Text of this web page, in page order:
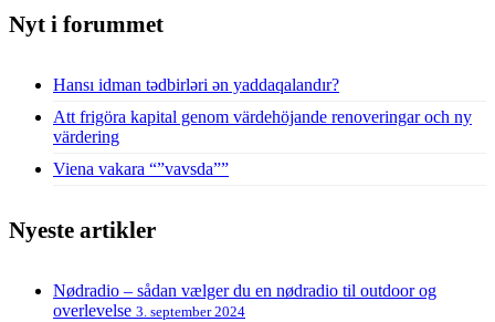
Nyt i forummet
Hansı idman tədbirləri ən yaddaqalandır?
Att frigöra kapital genom värdehöjande renoveringar och ny
värdering
Viena vakara “”vavsda””
Nyeste artikler
Nødradio – sådan vælger du en nødradio til outdoor og
overlevelse 3. september 2024